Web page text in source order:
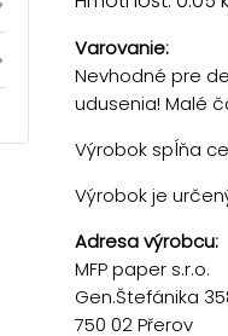
Varovanie:
Nevhodné pre
udusenia! Malé
Výrobok spĺňa
Výrobok je
Adresa výrobcu:
MFP paper s.r.o.
Gen.Štefánika
750 02 Přerov